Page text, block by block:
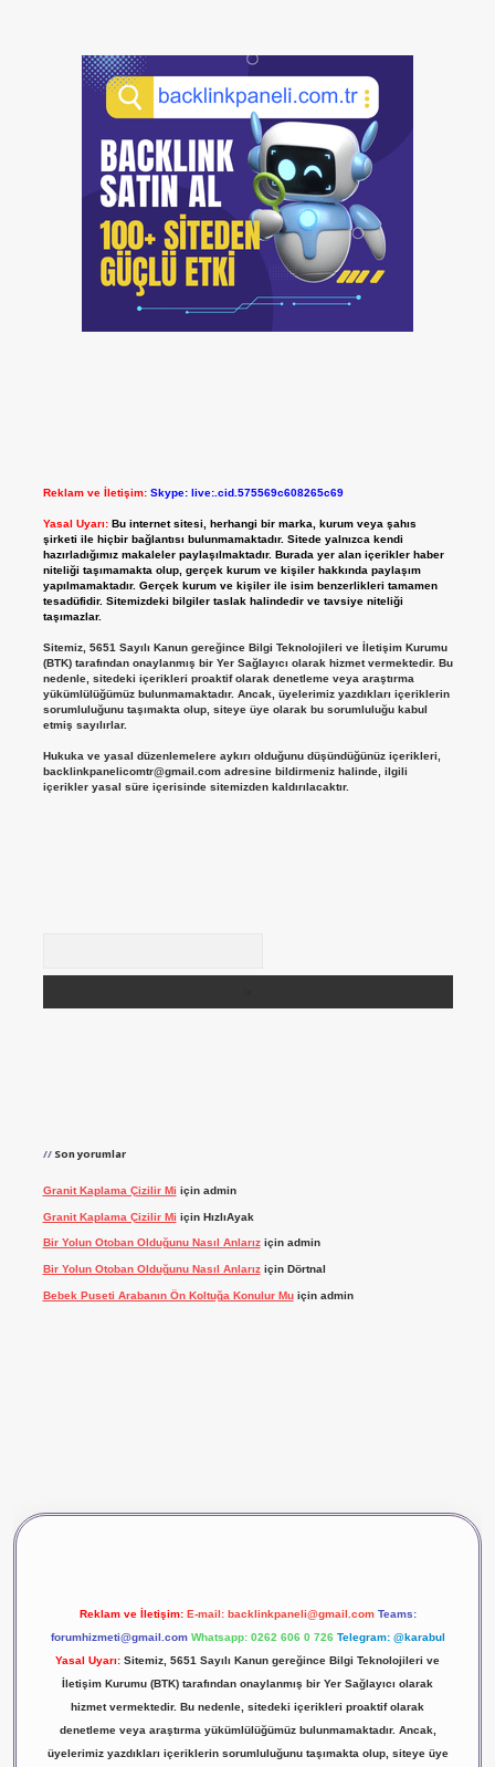
Reklam ve İletişim: Skype: live:.cid.575569c608265c69
Yasal Uyarı: Bu internet sitesi, herhangi bir marka, kurum veya şahıs
şirketi ile hiçbir bağlantısı bulunmamaktadır. Sitede yalnızca kendi
hazırladığımız makaleler paylaşılmaktadır. Burada yer alan içerikler haber
niteliği taşımamakta olup, gerçek kurum ve kişiler hakkında paylaşım
yapılmamaktadır. Gerçek kurum ve kişiler ile isim benzerlikleri tamamen
tesadüfidir. Sitemizdeki bilgiler taslak halindedir ve tavsiye niteliği
taşımazlar.
Sitemiz, 5651 Sayılı Kanun gereğince Bilgi Teknolojileri ve İletişim Kurumu
(BTK) tarafından onaylanmış bir Yer Sağlayıcı olarak hizmet vermektedir. Bu
nedenle, sitedeki içerikleri proaktif olarak denetleme veya araştırma
yükümlülüğümüz bulunmamaktadır. Ancak, üyelerimiz yazdıkları içeriklerin
sorumluluğunu taşımakta olup, siteye üye olarak bu sorumluluğu kabul
etmiş sayılırlar.
Hukuka ve yasal düzenlemelere aykırı olduğunu düşündüğünüz içerikleri,
backlinkpanelicomtr@gmail.comadresine bildirmeniz halinde, ilgili
içerikler yasal süre içerisinde sitemizden kaldırılacaktır.
Son yorumlar
Granit Kaplama Çizilir Mi için admin
Granit Kaplama Çizilir Mi için HızlıAyak
Bir Yolun Otoban Olduğunu Nasıl Anlarıziçin admin
Bir Yolun Otoban Olduğunu Nasıl Anlarıziçin Dörtnal
Bebek Puseti Arabanın Ön Koltuğa Konulur Muiçin admin
Reklam ve İletişim: E-mail: backlinkpaneli@gmail.com Teams:
forumhizmeti@gmail.com Whatsapp: 0262 606 0 726 Telegram: @karabul
Yasal Uyarı: Sitemiz, 5651 Sayılı Kanun gereğince Bilgi Teknolojileri ve
İletişim Kurumu (BTK) tarafından onaylanmış bir Yer Sağlayıcı olarak
hizmet vermektedir. Bu nedenle, sitedeki içerikleri proaktif olarak
denetleme veya araştırma yükümlülüğümüz bulunmamaktadır. Ancak,
üyelerimiz yazdıkları içeriklerin sorumluluğunu taşımakta olup, siteye üye